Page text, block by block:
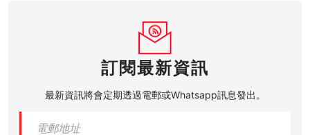
訂閱最新資訊
最新資訊將會定期透過電郵或Whatsapp訊息發出。